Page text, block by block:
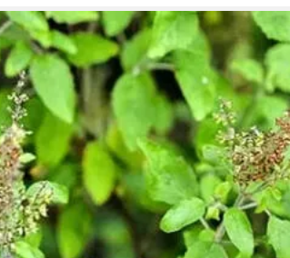
സഹിക്കാൻ വയ്യേ? ഈ
വളർത്തിനോക്കൂ പിന്നെ
ഉണ്ടാകില്ല